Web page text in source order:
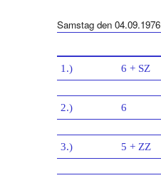
Samstag den 04.09.1976
1.) 6 + SZ
2.) 6
3.) 5 + ZZ